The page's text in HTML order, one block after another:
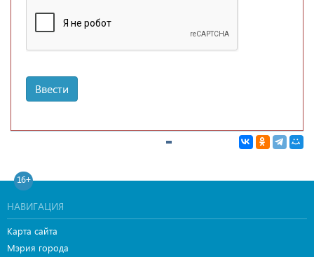
Ввести
16+
НАВИГАЦИЯ
Карта сайта
Мэрия города